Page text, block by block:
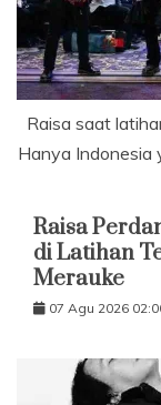
Raisa saat
Hanya Indonesia
Raisa
di Latihan
Merauke
07 Agu 2026